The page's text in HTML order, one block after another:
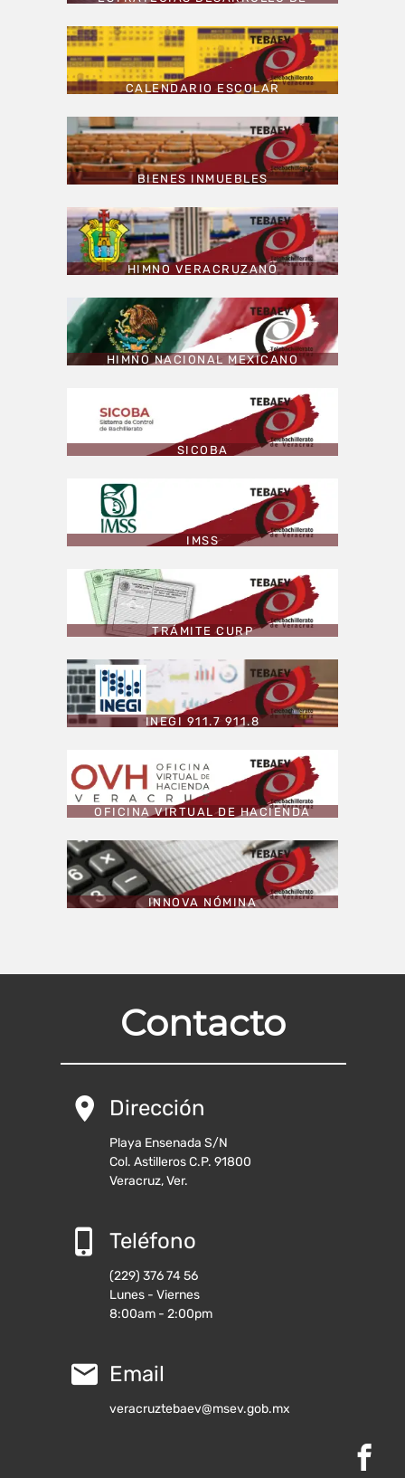
CALENDARIO ESCOLAR
BIENES INMUEBLES
HIMNO VERACRUZANO
HIMNO NACIONAL MEXICANO
SICOBA
IMSS
TRÁMITE CURP
INEGI 911.7 911.8
OFICINA VIRTUAL DE HACIENDA
INNOVA NÓMINA
Contacto
Dirección
Playa Ensenada S/N
Col. Astilleros C.P. 91800
Veracruz, Ver.
Teléfono
(229) 376 74 56
Lunes - Viernes
8:00am - 2:00pm
Email
veracruztebaev@msev.gob.mx